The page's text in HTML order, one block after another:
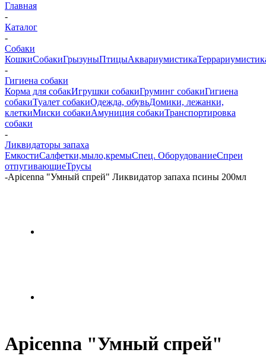
Главная
-
Каталог
-
Собаки
КошкиСобакиГрызуныПтицыАквариумистика
-
Гигиена собаки
Корма для собакИгрушки собакиГруминг собакиГигиена
собакиТуалет собакиОдежда, обувьДомики, лежанки,
клеткиМиски собакиАмуниция собакиТранспортировка
собаки
-
Ликвидаторы запаха
ЕмкостиСалфетки,мыло,кремыСпец. ОборудованиеСпреи
отпугивающиеТрусы
-Apicenna "Умный спрей" Ликвидатор запаха псины 200мл
Apicenna "Умный спрей"